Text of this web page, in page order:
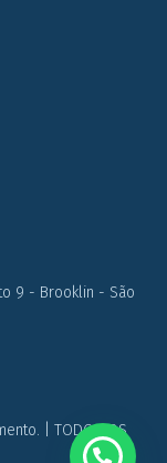
9 - Brooklin - São
| TODOS OS